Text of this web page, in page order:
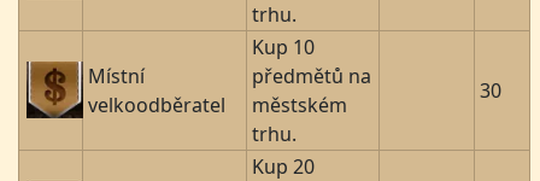
trhu.
Místní
velkoodběratel
Kup 10
předmětů na
městském
trhu.
30
Kup 20